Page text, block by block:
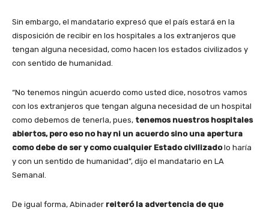
Sin embargo, el mandatario expresó que el país estará en la
disposición de recibir en los hospitales a los extranjeros que
tengan alguna necesidad, como hacen los estados civilizados y
con sentido de humanidad.
“No tenemos ningún acuerdo como usted dice, nosotros vamos
con los extranjeros que tengan alguna necesidad de un hospital
como debemos de tenerla, pues, tenemos nuestros hospitales
abiertos, pero eso no hay ni un acuerdo sino una apertura
como debe de ser y como cualquier Estado civilizadolo haría
y con un sentido de humanidad”, dijo el mandatario en LA
Semanal.
De igual forma, Abinader reiteró la advertencia de que